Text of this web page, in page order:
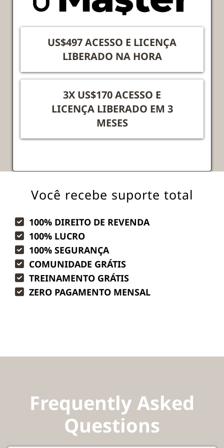
US$497 ACESSO E LICENÇA
LIBERADO NA HORA
3X US$170 ACESSO E
LICENÇA LIBERADO EM 3
MESES
Você recebe suporte total
100% DIREITO DE REVENDA
100% LUCRO
100% SEGURANÇA
COMUNIDADE GRÁTIS
TREINAMENTO GRÁTIS
ZERO PAGAMENTO MENSAL
Frequently Asked
Questions